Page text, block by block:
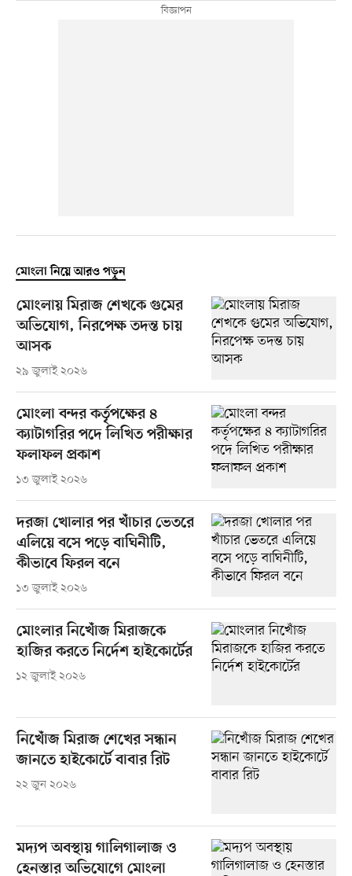
মোংলা নিয়ে আরও পড়ুন
মোংলায় মিরাজ শেখকে গুমের
অভিযোগ, নিরপেক্ষ তদন্ত চায়
আসক
২৯ জুলাই ২০২৬
মোংলা বন্দর কর্তৃপক্ষের ৪
ক্যাটাগরির পদে লিখিত পরীক্ষার
ফলাফল প্রকাশ
১৩ জুলাই ২০২৬
দরজা খোলার পর খাঁচার ভেতরে
এলিয়ে বসে পড়ে বাঘিনীটি,
কীভাবে ফিরল বনে
১৩ জুলাই ২০২৬
মোংলার নিখোঁজ মিরাজকে
হাজির করতে নির্দেশ হাইকোর্টের
১২ জুলাই ২০২৬
নিখোঁজ মিরাজ শেখের সন্ধান
জানতে হাইকোর্টে বাবার রিট
২২ জুন ২০২৬
মদ্যপ অবস্থায় গালিগালাজ ও
হেনস্তার অভিযোগে মোংলা